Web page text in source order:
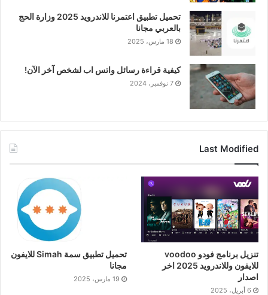
تحميل تطبيق اعتمرنا للاندرويد 2025 وزارة الحج
بالعربي مجانا
18 مارس، 2025
كيفية قراءة رسائل واتس اب لشخص آخر الآن!
7 نوفمبر، 2024
Last Modified
تنزيل برنامج فودو voodoo
للايفون وللاندرويد 2025 اخر
اصدار
6 أبريل، 2025
تحميل تطبيق سمة Simah للايفون
مجانا
19 مارس، 2025